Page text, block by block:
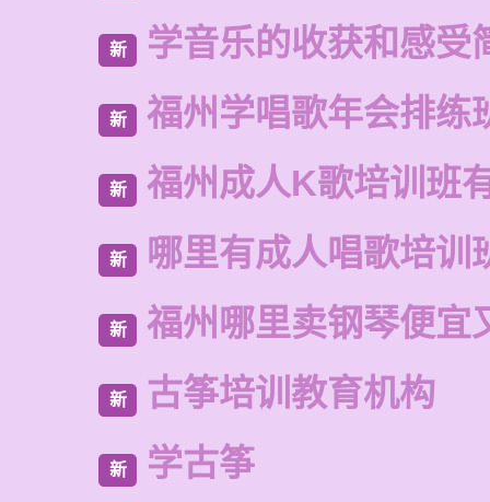
新 学音乐的收获和感受
新 福州学唱歌年会排练
新 福州成人K歌培训班
新 哪里有成人唱歌培训
新 福州哪里卖钢琴便宜
新 古筝培训教育机构
新 学古筝